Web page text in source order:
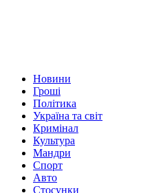
Новини
Гроші
Політика
Україна та світ
Кримінал
Культура
Мандри
Спорт
Авто
Стосунки